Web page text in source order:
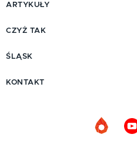
ARTYKUŁY
CZYŻ TAK
ŚLĄSK
KONTAKT